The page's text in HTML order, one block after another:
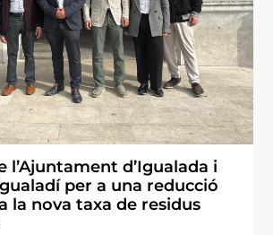
l’Ajuntament d’Igualada i
per a una reducció
la nova taxa de residus